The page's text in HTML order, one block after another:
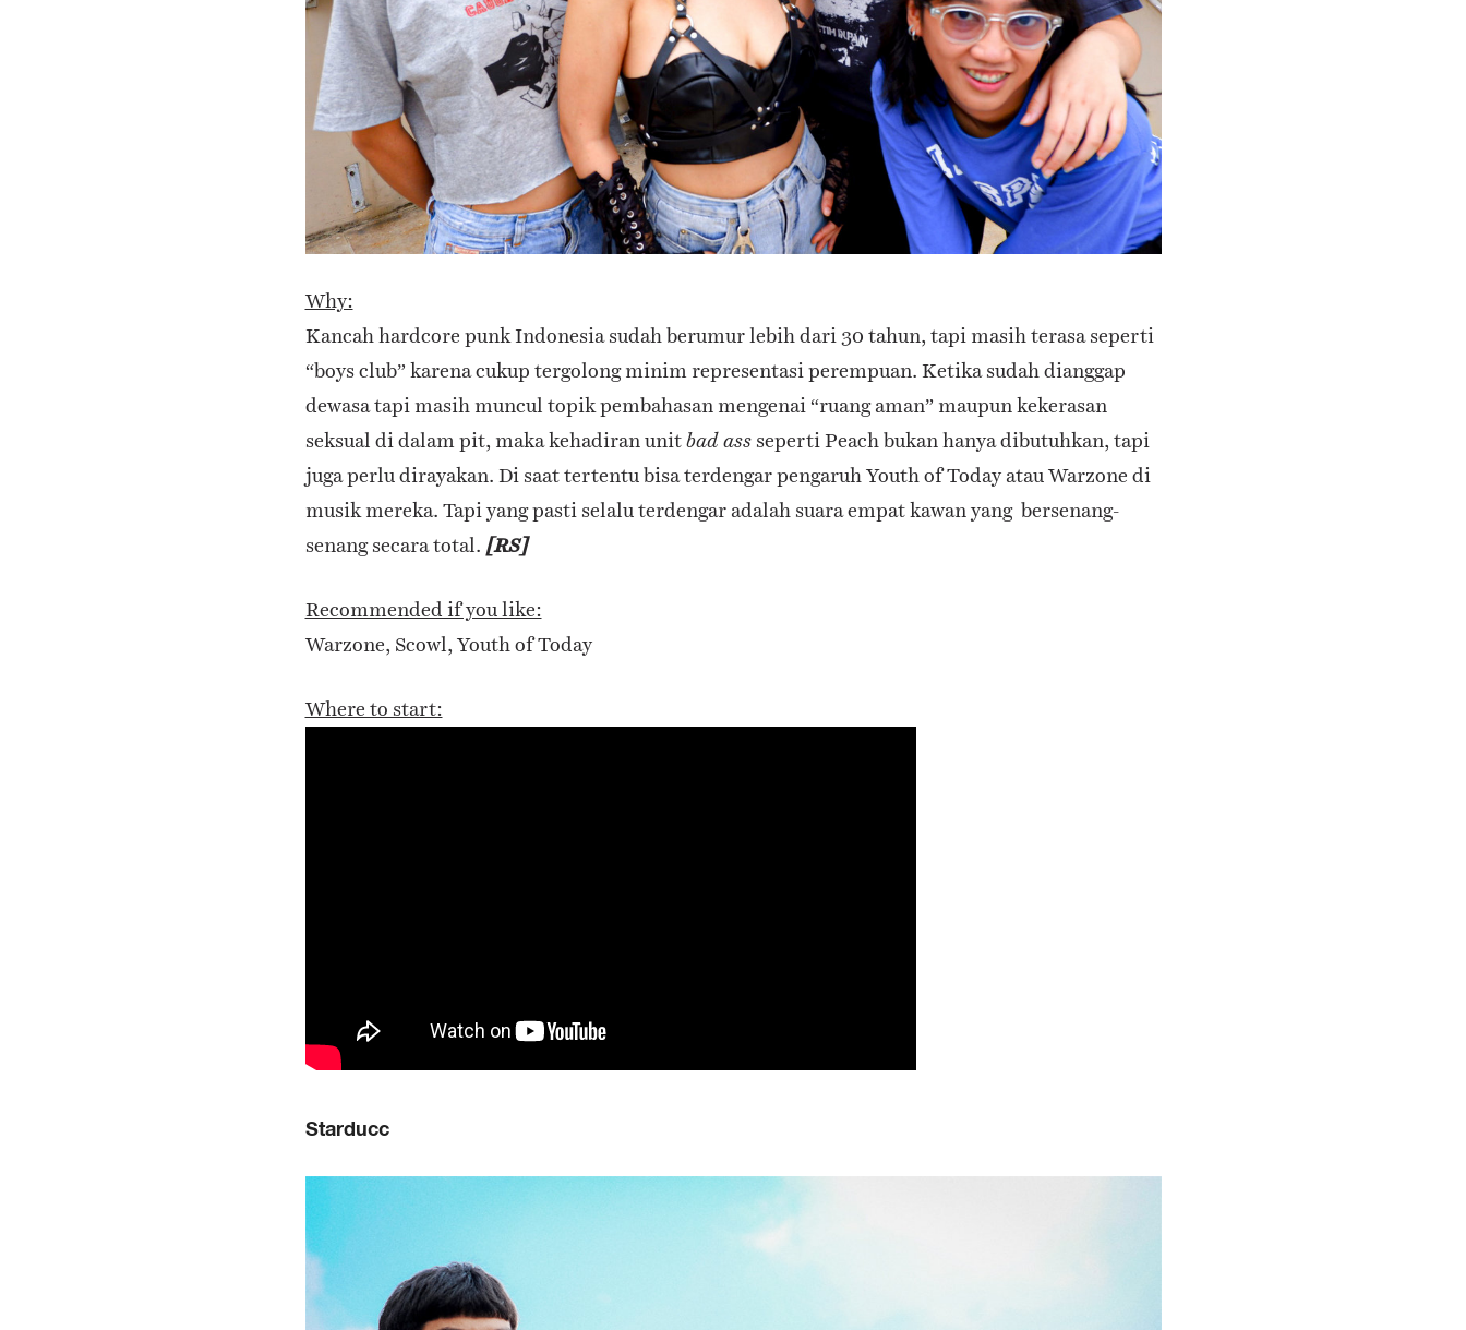
Why:
Kancah hardcore punk Indonesia sudah berumur lebih dari 30 tahun, tapi masih terasa seperti
“boys club” karena cukup tergolong minim representasi perempuan. Ketika sudah dianggap
dewasa tapi masih muncul topik pembahasan mengenai “ruang aman” maupun kekerasan
seksual di dalam pit, maka kehadiran unitbad assseperti Peach bukan hanya dibutuhkan, tapi
juga perlu dirayakan. Di saat tertentu bisa terdengar pengaruh Youth of Today atau Warzone di
musik mereka. Tapi yang pasti selalu terdengar adalah suara empat kawan yang bersenang-
senang secara total. [RS]
Recommended if you like:
Warzone, Scowl, Youth of Today
Where to start:
Starducc